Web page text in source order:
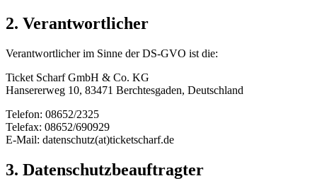
2. Verantwortlicher
Verantwortlicher im Sinne der DS-GVO ist die:
Ticket Scharf GmbH & Co. KG
Hansererweg 10, 83471 Berchtesgaden, Deutschland
Telefon: 08652/2325
Telefax: 08652/690929
E-Mail: datenschutz(at)ticketscharf.de
3. Datenschutzbeauftragter